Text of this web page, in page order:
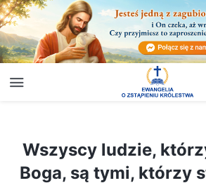
Wszyscy ludzie,
Boga, są tymi, którzy